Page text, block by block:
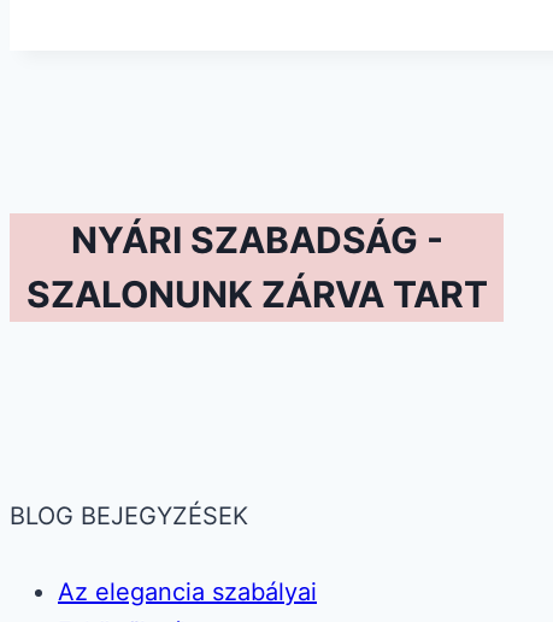
NYÁRI SZABADSÁG -
SZALONUNK ZÁRVA TART
BLOG BEJEGYZÉSEK
Az elegancia szabályai